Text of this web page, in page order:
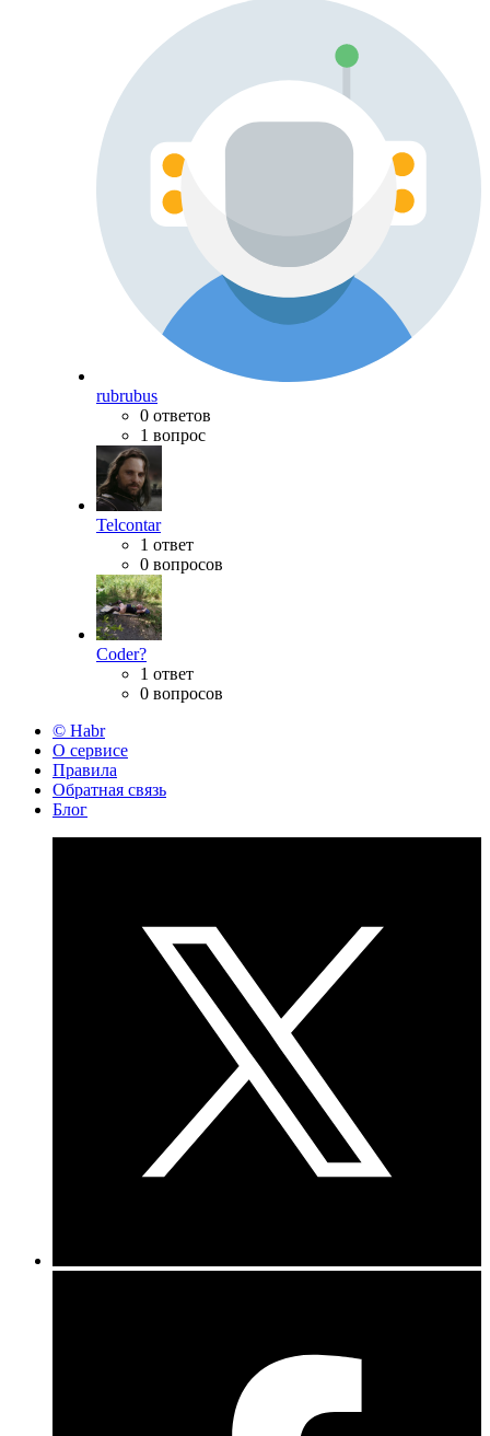
rubrubus
0 ответов
1 вопрос
Telcontar
1 ответ
0 вопросов
Coder?
1 ответ
0 вопросов
© Habr
О сервисе
Правила
Обратная связь
Блог